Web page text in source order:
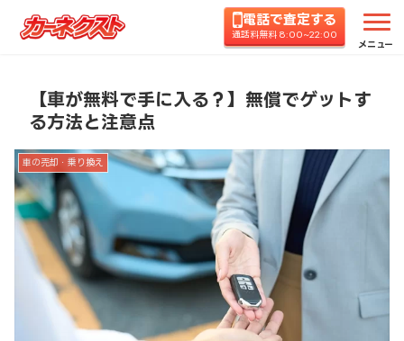
電話で査定する
通話料無料 8:00~22:00
メニュー
ホーム コラムTOP 車の売却・乗り換え 【車が
【車が無料で手に入る？】無償でゲットす
る方法と注意点
車の売却・乗り換え